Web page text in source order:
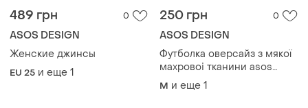
489 грн 0
ASOS DESIGN
Женские джинсы
EU 25 и еще 1
250 грн 0
ASOS DESIGN
Футболка оверсайз з мякої
махровоі тканини asos
design
M и еще 1